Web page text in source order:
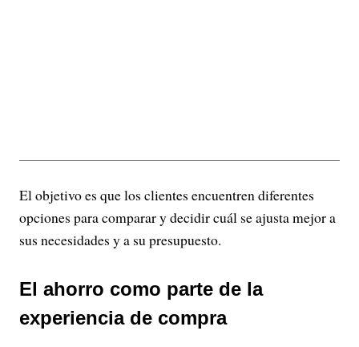
El objetivo es que los clientes encuentren diferentes
opciones para comparar y decidir cuál se ajusta mejor a
sus necesidades y a su presupuesto.
El ahorro como parte de la
experiencia de compra